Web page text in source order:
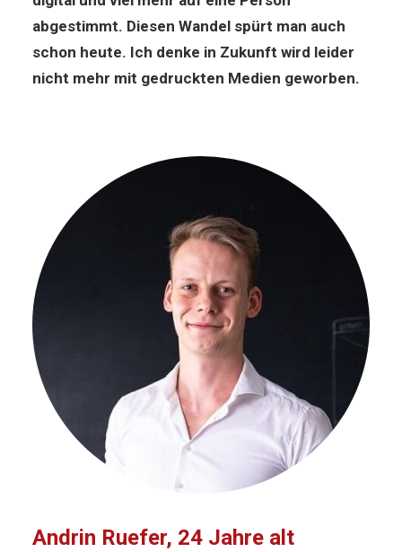
abgestimmt. Diesen Wandel spürt man auch
schon heute. Ich denke in Zukunft wird leider
nicht mehr mit gedruckten Medien geworben.
Andrin Ruefer, 24 Jahre alt